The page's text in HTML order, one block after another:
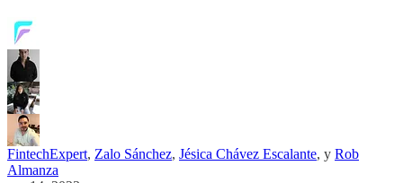
FintechExpert, Zalo Sánchez, Jésica Chávez Escalante, y Rob
Almanza